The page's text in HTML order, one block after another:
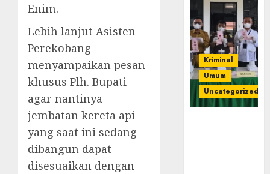
Enim.
Lebih lanjut Asisten
Perekobang
menyampaikan pesan
khusus Plh. Bupati
agar nantinya
jembatan kereta api
yang saat ini sedang
dibangun dapat
disesuaikan dengan
Kriminal
Umum
Uncategorized